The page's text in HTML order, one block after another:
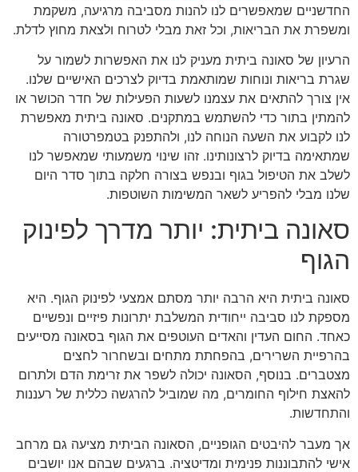
החדשניים שמאפשרים לנו להנות מסביבה מרגיעה, משקמת
ומשפרת את הבריאות, וכל זאת מבלי לטרוח ולצאת מחוץ לדלת.
הרעיון של סאונה ביתית מעניק לנו את האפשרות לשמור על
שגרת בריאות ונוחות שמותאמת בדיוק לצרכים האישיים שלנו.
אין צורך להתאים את עצמנו לשעות הפעילות של חדר הכושר או
להמתין בתור כדי להשתמש במתקנים. סאונה ביתית מאפשרת
לנו לקבוע את השעה הנוחה לנו, ולהתפנק בטמפרטורה
שמתאימה בדיוק לרצונותינו. זהו שינוי משמעותי שמאפשר לנו
לשלב את הטיפול בגוף ובנפש בצורה חלקה בתוך סדר היום
שלנו מבלי להפריע לשאר המשימות השוטפות.
סאונה ביתית: יותר מדרך לפינוק
הגוף
סאונה ביתית היא הרבה יותר מסתם אמצעי לפינוק הגוף. היא
מספקת לנו סביבה ייחודית המשלבת יתרונות פיזיים ונפשיים
כאחד. החום העדין והאדים העוטפים את הגוף בסאונה מסייעים
בהרפיית השרירים, בהפחתת מתחים ובשחרור לחצים
מצטברים. בנוסף, הסאונה יכולה לשפר את זרימת הדם ולתרום
להאצת חילוף החומרים, מה שמוביל להרגשה כללית של רעננות
והתחדשות.
אך מעבר להיבטים הגופניים, הסאונה הביתית מציעה גם מרחב
אישי להתבוננות פנימית ומדיטציה. ברגעים שבהם אנו יושבים